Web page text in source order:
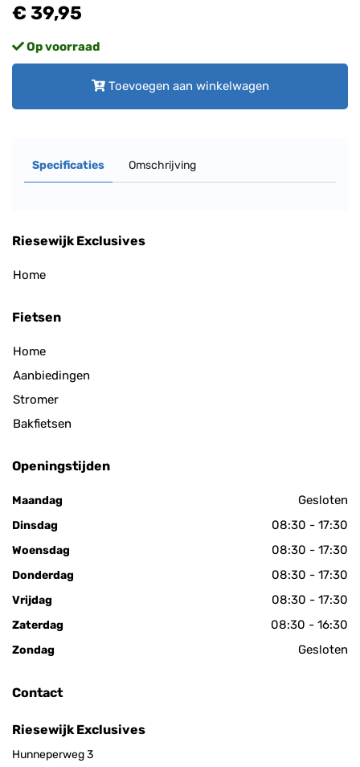
€ 39,95
Op voorraad
Toevoegen aan winkelwagen
Specificaties Omschrijving
Riesewijk Exclusives
Home
Fietsen
Home
Aanbiedingen
Stromer
Bakfietsen
Openingstijden
Maandag Gesloten
Dinsdag 08:30 - 17:30
Woensdag 08:30 - 17:30
Donderdag 08:30 - 17:30
Vrijdag 08:30 - 17:30
Zaterdag 08:30 - 16:30
Zondag Gesloten
Contact
Riesewijk Exclusives
Hunneperweg 3